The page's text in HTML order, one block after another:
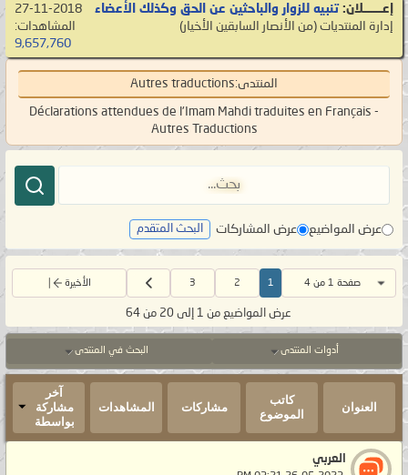
إعـــــــلان: تنبيه للزوار والباحثين عن الحق وكذلك الأعضاء
إدارة المنتديات ‏(من الأنصار السابقين الأخيار)
27-11-2018
المشاهدات:
9,657,760
المنتدى:Autres traductions
Déclarations attendues de l'Imam Mahdi traduites en Français -
Autres Traductions
عرض المواضيع عرض المشاركات البحث المتقدم
صفحة 1 من 4 1
2
3 الأخيرة
عرض المواضيع من 1 إلى 20 من 64
أدوات المنتدى البحث في المنتدى
العنوان
كاتب
الموضوع
مشاركات المشاهدات
آخر
مشاركة
بواسطة
العربي